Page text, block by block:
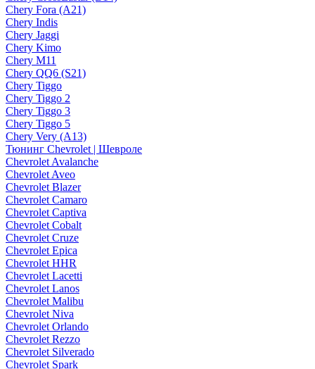
Chery Fora (A21)
Chery Indis
Chery Jaggi
Chery Kimo
Chery M11
Chery QQ6 (S21)
Chery Tiggo
Chery Tiggo 2
Chery Tiggo 3
Chery Tiggo 5
Chery Very (A13)
Тюнинг Chevrolet | Шевроле
Chevrolet Avalanche
Chevrolet Aveo
Chevrolet Blazer
Chevrolet Camaro
Chevrolet Captiva
Chevrolet Cobalt
Chevrolet Cruze
Chevrolet Epica
Chevrolet HHR
Chevrolet Lacetti
Chevrolet Lanos
Chevrolet Malibu
Chevrolet Niva
Chevrolet Orlando
Chevrolet Rezzo
Chevrolet Silverado
Chevrolet Spark